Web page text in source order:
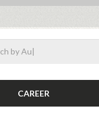
CAREER